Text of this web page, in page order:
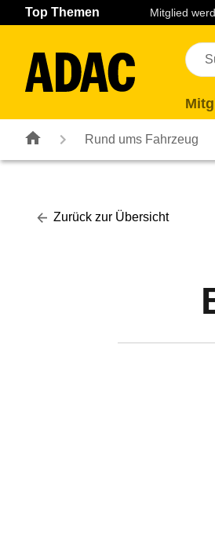
Navigation Seiteninhalt Fußzeile
Top Themen Mitglied
Rund ums Fahrzeug
Zurück zur Übersicht